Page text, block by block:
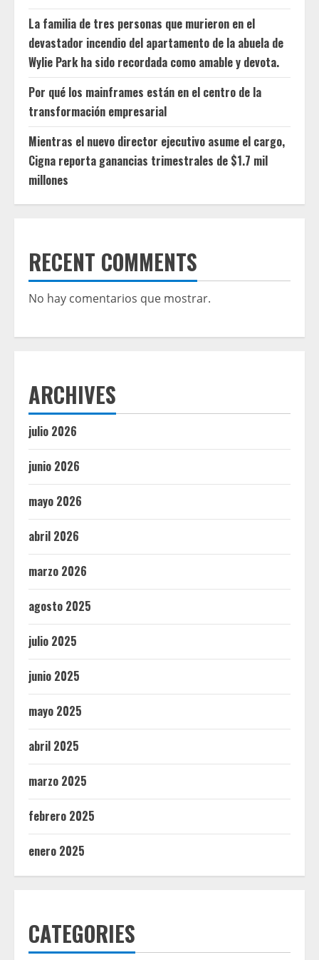
La familia de tres personas que murieron en el
devastador incendio del apartamento de la abuela de
Wylie Park ha sido recordada como amable y devota.
Por qué los mainframes están en el centro de la
transformación empresarial
Mientras el nuevo director ejecutivo asume el cargo,
Cigna reporta ganancias trimestrales de $1.7 mil
millones
RECENT COMMENTS
No hay comentarios que mostrar.
ARCHIVES
julio 2026
junio 2026
mayo 2026
abril 2026
marzo 2026
agosto 2025
julio 2025
junio 2025
mayo 2025
abril 2025
marzo 2025
febrero 2025
enero 2025
CATEGORIES